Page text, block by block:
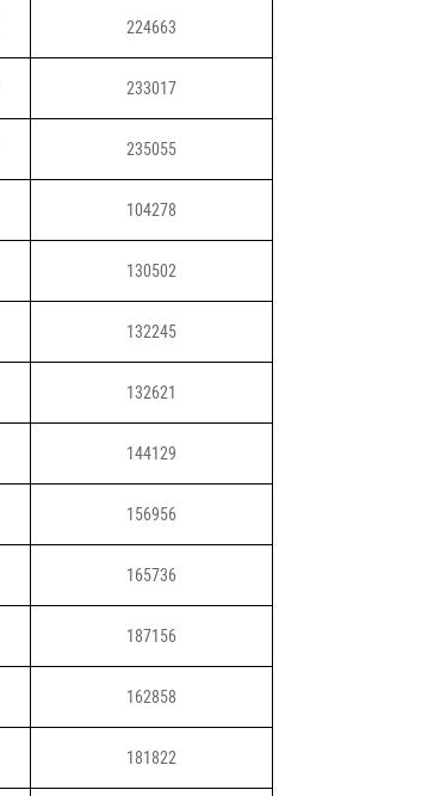
224663
233017
235055
104278
130502
132245
132621
144129
156956
165736
187156
162858
181822